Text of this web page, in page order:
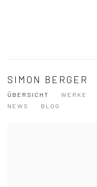
SIMON BERGER
ÜBERSICHT WERKE
NEWS
BLOG